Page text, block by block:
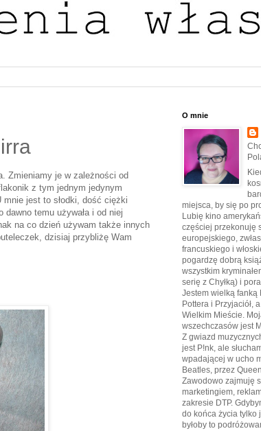
Zmieniamy je w zależności od
z tym jednym jedynym
mnie jest to słodki, dość ciężki
temu używała i od niej
na co dzień używam także innych
dzisiaj przybliżę Wam
O mnie
miejsca, by się po
Lubię kino
częściej przekonuję
europejskiego,
francuskiego i
pogardzę dobrą
wszystkim
serię z Chyłką) i
Jestem wielką fanką
Pottera i Przyjaciół,
Wielkim Mieście.
wszechczasów jest
Z gwiazd
jest P!nk, ale
wpadającej w ucho
Beatles, przez
Zawodowo zajmuję
marketingiem,
zakresie DTP.
do końca życia tylko
byłoby to